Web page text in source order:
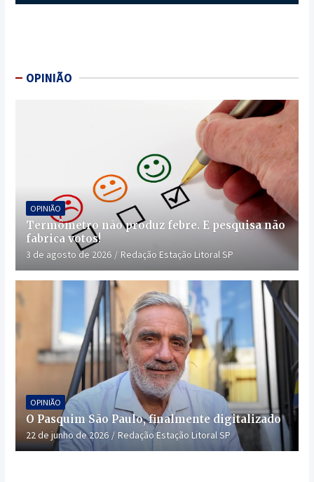
OPINIÃO
OPINIÃO
Termômetro não produz febre. E pesquisa não
fabrica votos!
3 de agosto de 2026 Redação Estação Litoral SP
OPINIÃO
O Pasquim São Paulo, finalmente digitalizado
22 de junho de 2026 Redação Estação Litoral SP